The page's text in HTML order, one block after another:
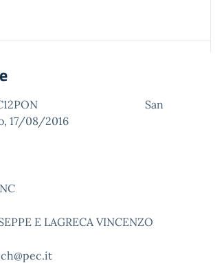
C12PON San
17/08/2016
E LAGRECA VINCENZO